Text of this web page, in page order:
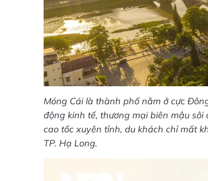
Móng Cái là thành phố nằm ở cực
động kinh tế, thương mại biên mậu
cao tốc xuyên tỉnh, du khách chỉ mất
TP. Hạ Long.